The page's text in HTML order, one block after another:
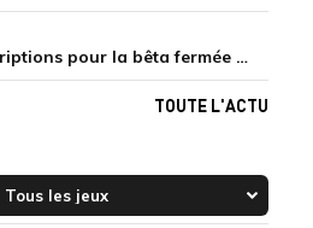
HoYoverse ouvre les inscriptions pour la bêta fermée de Honkai : Nexus Anima
TOUTE L'ACTU